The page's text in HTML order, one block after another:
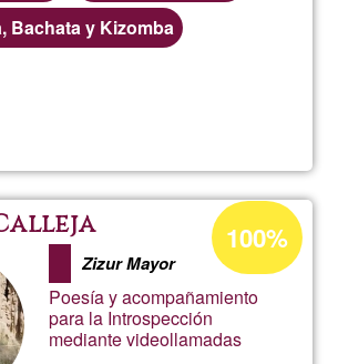
Bachata y Kizomba
Rosa
Isabel
Parra
Zizur Mayor
Poesía y acompañamiento
para la Introspección
mediante videollamadas
Porcentaje
de
aceptación
de
G1
100%